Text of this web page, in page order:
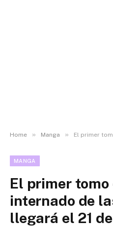
Home » Manga » El primer tomo de
MANGA
El primer tomo
internado de
llegará el 21